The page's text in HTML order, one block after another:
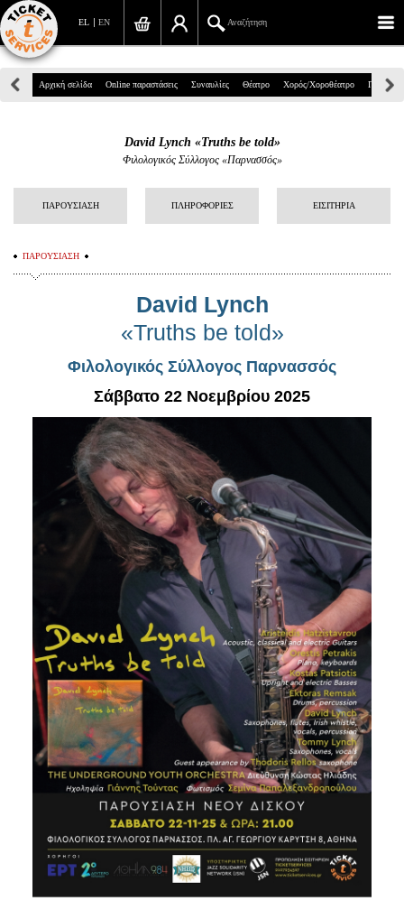
EN
EL Αναζήτηση
Πανεπιστημίου 39, Αθήνα
info@ticketservices.gr
Αναζήτηση
Σύνδεση/Εγγραφή
Αναζήτηση παραγγελίας
Προσωπικά Δεδομένα
Πληροφορίες
Αρχική σελίδα Online παραστάσεις Συναυλίες Θέατρο Χορός/Χοροθέατρο Παιδικά
David Lynch «Truths be told»
Φιλολογικός Σύλλογος «Παρνασσός»
ΠΑΡΟΥΣΙΑΣΗ ΠΛΗΡΟΦΟΡΙΕΣ ΕΙΣΙΤΗΡΙΑ
ΠΑΡΟΥΣΙΑΣΗ
David Lynch
«Truths be told»
Φιλολογικός Σύλλογος Παρνασσός
Σάββατο 22 Νοεμβρίου 2025